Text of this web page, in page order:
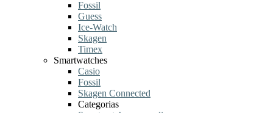
Fossil
Guess
Ice-Watch
Skagen
Timex
Smartwatches
Casio
Fossil
Skagen Connected
Categorias